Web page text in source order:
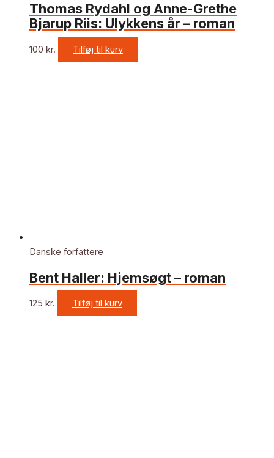
Thomas Rydahl og Anne-Grethe
Bjarup Riis: Ulykkens år – roman
100 kr. Tilføj til kurv
Danske forfattere
Bent Haller: Hjemsøgt – roman
125 kr. Tilføj til kurv